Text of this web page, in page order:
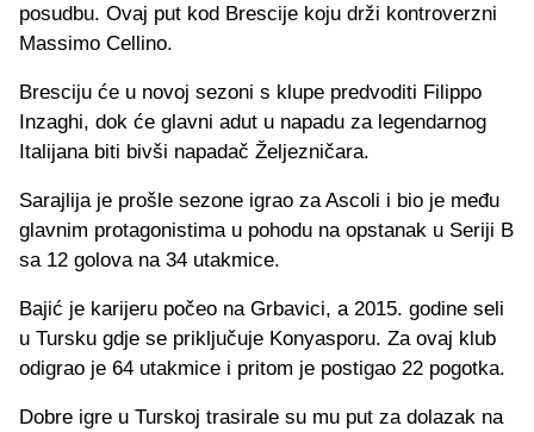
posudbu. Ovaj put kod Brescije koju drži kontroverzni
Massimo Cellino.
Bresciju će u novoj sezoni s klupe predvoditi Filippo
Inzaghi, dok će glavni adut u napadu za legendarnog
Italijana biti bivši napadač Željezničara.
Sarajlija je prošle sezone igrao za Ascoli i bio je među
glavnim protagonistima u pohodu na opstanak u Seriji B
sa 12 golova na 34 utakmice.
Bajić je karijeru počeo na Grbavici, a 2015. godine seli
u Tursku gdje se priključuje Konyasporu. Za ovaj klub
odigrao je 64 utakmice i pritom je postigao 22 pogotka.
Dobre igre u Turskoj trasirale su mu put za dolazak na